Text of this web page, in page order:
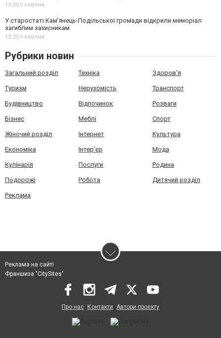
13:20,5 серпня
У старостаті Кам’янець-Подільської громади відкрили меморіал
загиблим захисникам
12:20,5 серпня
Рубрики новин
Загальний розділ Техніка Здоров'я
Туризм Нерухомість Транспорт
Будівництво Відпочинок Розваги
Бізнес Меблі Спорт
Жіночий розділ Інтернет Культура
Економіка Інтер'єр Мода
Кулінарія Послуги Родина
Подорожі Робота Дитячий розділ
Реклама
Реклама на сайті
Франшиза "CitySites"
Про нас Контакти Автори проєкту